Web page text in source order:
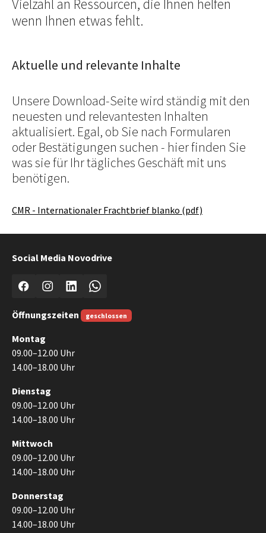
Vielzahl an Ressourcen, die Ihnen helfen
wenn Ihnen etwas fehlt.
Aktuelle und relevante Inhalte
Unsere Download-Seite wird ständig mit den
neuesten und relevantesten Inhalten
aktualisiert. Egal, ob Sie nach Formularen
oder Bestätigungen suchen - hier finden Sie
was sie für Ihr tägliches Geschäft mit uns
benötigen.
CMR - Internationaler Frachtbrief blanko (pdf)
Social Media Novodrive
FacebookInstagram
LinkedInWhatsApp
Öffnungszeiten
geschlossen
Montag
09.00–12.00 Uhr
14.00–18.00 Uhr
Dienstag
09.00–12.00 Uhr
14.00–18.00 Uhr
Mittwoch
09.00–12.00 Uhr
14.00–18.00 Uhr
Donnerstag
09.00–12.00 Uhr
14.00–18.00 Uhr